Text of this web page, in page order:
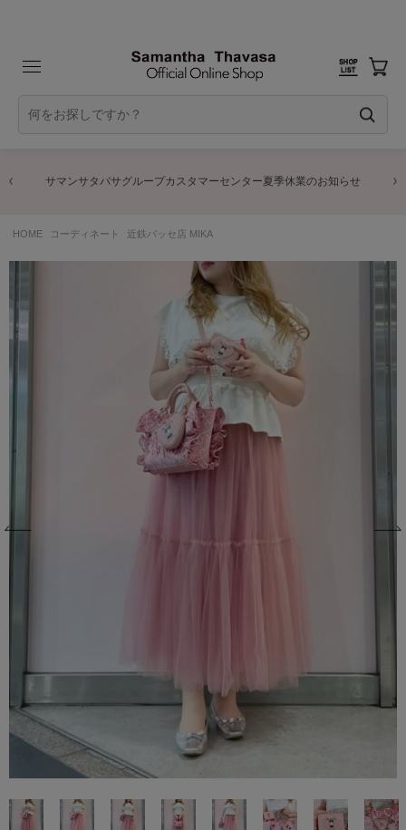
サマンサタバサグループカスタマーセンター夏季休業のお知らせ
HOME コーディネート 近鉄パッセ店 MIKA